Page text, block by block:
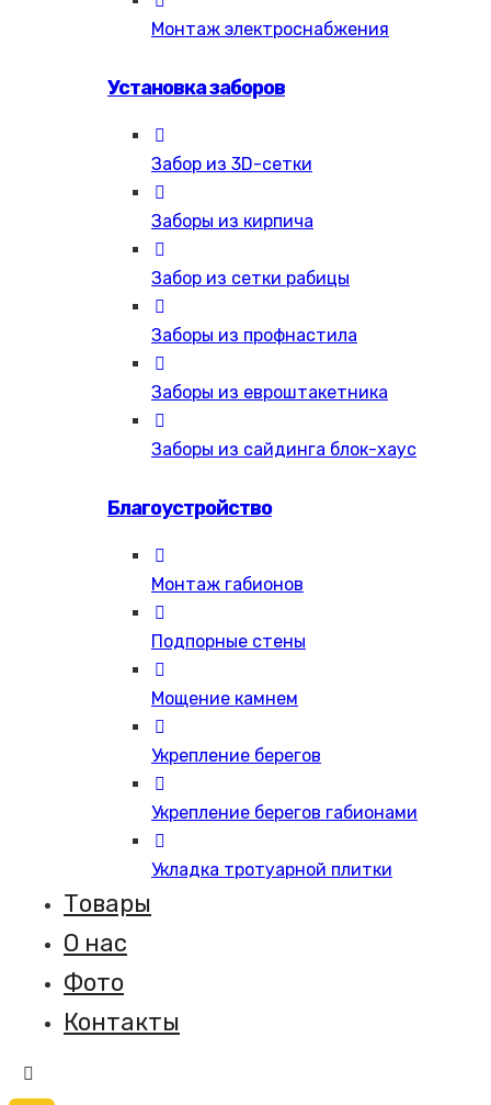
Монтаж электроснабжения
Установка заборов
Забор из 3D-сетки
Заборы из кирпича
Забор из сетки рабицы
Заборы из профнастила
Заборы из евроштакетника
Заборы из сайдинга блок-хаус
Благоустройство
Монтаж габионов
Подпорные стены
Мощение камнем
Укрепление берегов
Укрепление берегов габионами
Укладка тротуарной плитки
Товары
О нас
Фото
Контакты